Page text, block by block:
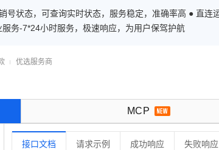
查询实时状态，服务稳定，准确率高 ● 直连运营商，实
询实时在网状态 ● 高准确率，实时更新 ● 专业服务-7*24小时服务，极速响应，为用户保驾护航
优选服务商
MCP 
接口文档 请求示例 成功响应 失败响应